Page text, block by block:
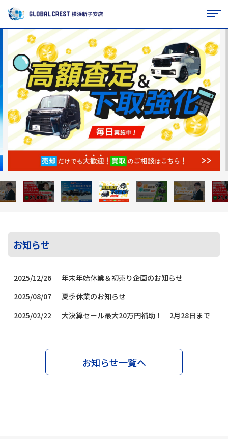
お知らせ
2025/12/26
年末年始休業＆初売り企画のお知らせ
2025/08/07
夏季休業のお知らせ
2025/02/22
大決算セール最大20万円補助！ 2月28日まで
お知らせ一覧へ